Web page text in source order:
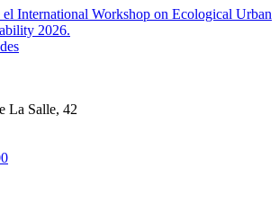
International Workshop on Ecological Urban
2026.
La Salle, 42